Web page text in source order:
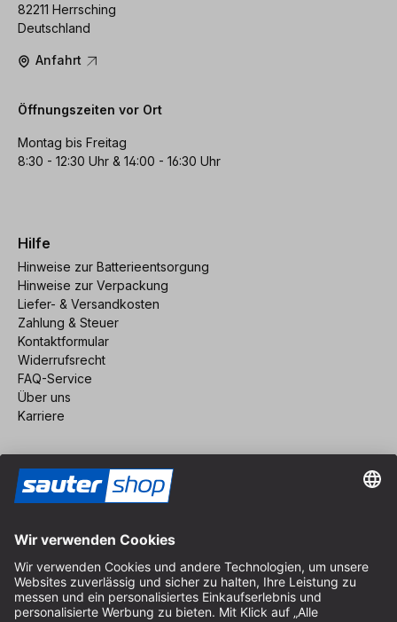
82211 Herrsching
Deutschland
Anfahrt
Öffnungszeiten vor Ort
Montag bis Freitag
8:30 - 12:30 Uhr & 14:00 - 16:30 Uhr
Hilfe
Hinweise zur Batterieentsorgung
Hinweise zur Verpackung
Liefer- & Versandkosten
Zahlung & Steuer
Kontaktformular
Widerrufsrecht
FAQ-Service
Über uns
Karriere
Impressum
AGB